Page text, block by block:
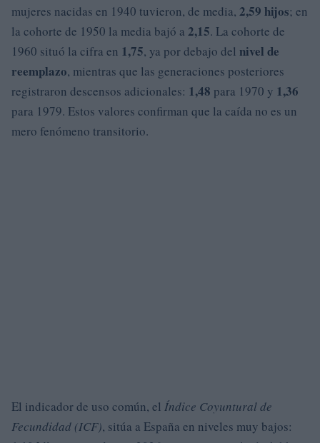
mujeres nacidas en 1940 tuvieron, de media, 2,59 hijos; en
la cohorte de 1950 la media bajó a 2,15. La cohorte de
1960 situó la cifra en 1,75, ya por debajo del nivel de
reemplazo, mientras que las generaciones posteriores
registraron descensos adicionales: 1,48 para 1970 y 1,36
para 1979. Estos valores confirman que la caída no es un
mero fenómeno transitorio.
El indicador de uso común, el Índice Coyuntural de
Fecundidad (ICF), sitúa a España en niveles muy bajos: